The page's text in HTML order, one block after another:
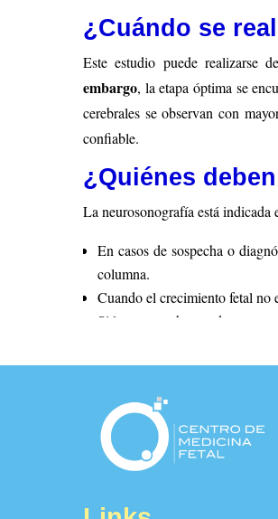
¿Cuándo se
Este estudio puede realizarse
embargo, la etapa óptima se
cerebrales se observan con
confiable.
¿Quiénes
La neurosonografía está indicada
En casos de sospecha o
columna.
Cuando el crecimiento fetal no
Si la gestante ha estado
Finalidadde la
El objetivo principal es obtener
descartar alteraciones y brindar